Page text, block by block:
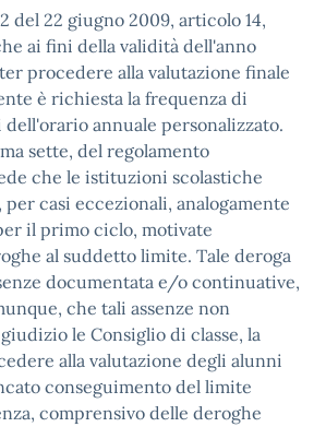
del 22 giugno 2009, articolo 14,
ai fini della validità dell'anno
procedere alla valutazione finale
è richiesta la frequenza di
annuale personalizzato.
sette, del regolamento
che le istituzioni scolastiche
per casi eccezionali, analogamente
il primo ciclo, motivate
al suddetto limite. Tale deroga
documentata e/o continuative,
che tali assenze non
le Consiglio di classe, la
alla valutazione degli alunni
conseguimento del limite
comprensivo delle deroghe